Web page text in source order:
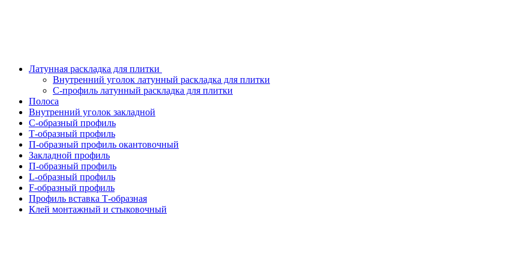
Латунная раскладка для плитки
Внутренний уголок латунный раскладка для плитки
С-профиль латунный раскладка для плитки
Полоса
Внутренний уголок закладной
С-образный профиль
Т-образный профиль
П-образный профиль окантовочный
Закладной профиль
П-образный профиль
L-образный профиль
F-образный профиль
Профиль вставка Т-образная
Клей монтажный и стыковочный